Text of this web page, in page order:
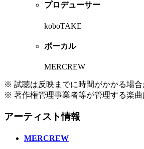
プロデューサー
koboTAKE
ボーカル
MERCREW
※ 試聴は反映までに時間がかかる場合
※ 著作権管理事業者等が管理する楽曲
アーティスト情報
MERCREW